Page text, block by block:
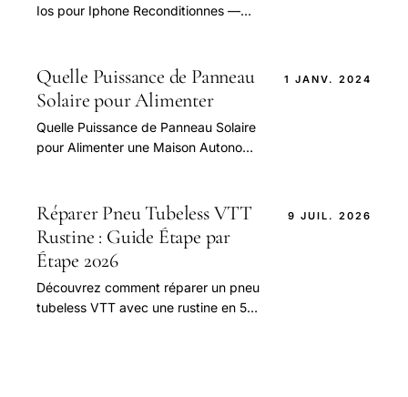
Ios pour Iphone Reconditionnes —
Quelle Puissance de Panneau
Solaire pour Alimenter
Quelle Puissance de Panneau Solaire
pour Alimenter une Maison Autonome
1 JANV. 2024
Réparer Pneu Tubeless VTT
Rustine : Guide Étape par
Étape 2026
Découvrez comment réparer un pneu
tubeless VTT avec une rustine en 5
9 JUIL. 2026